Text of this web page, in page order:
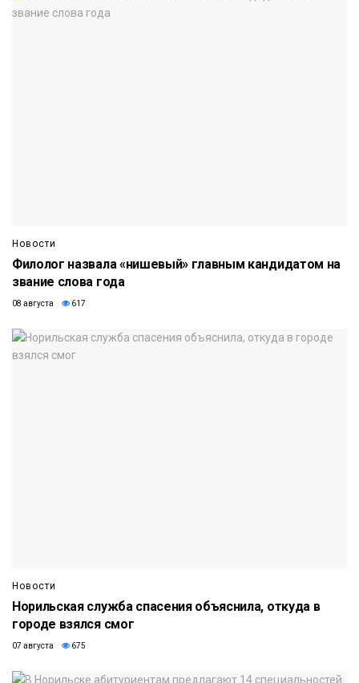
Новости
Филолог назвала «нишевый» главным кандидатом на
звание слова года
08 августа 617
Новости
Норильская служба спасения объяснила, откуда в
городе взялся смог
07 августа 675